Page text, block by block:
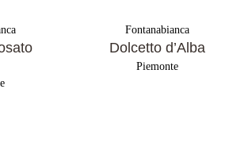
Fontanabianca
Dolcetto d’Alba
Piemonte